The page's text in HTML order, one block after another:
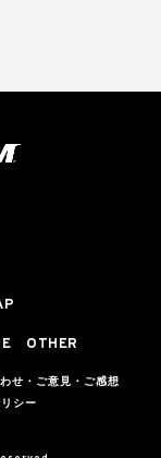
OTHER
せ・ご意見・ご感想
シー